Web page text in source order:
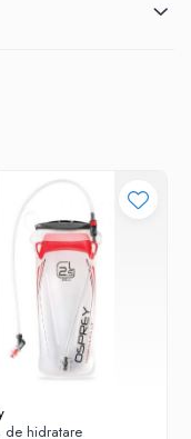
(compatibil cu
inghet care trece prin
si alte materiale.
420D reciclat foarte
hidrofug (PFC free),
de hidratare